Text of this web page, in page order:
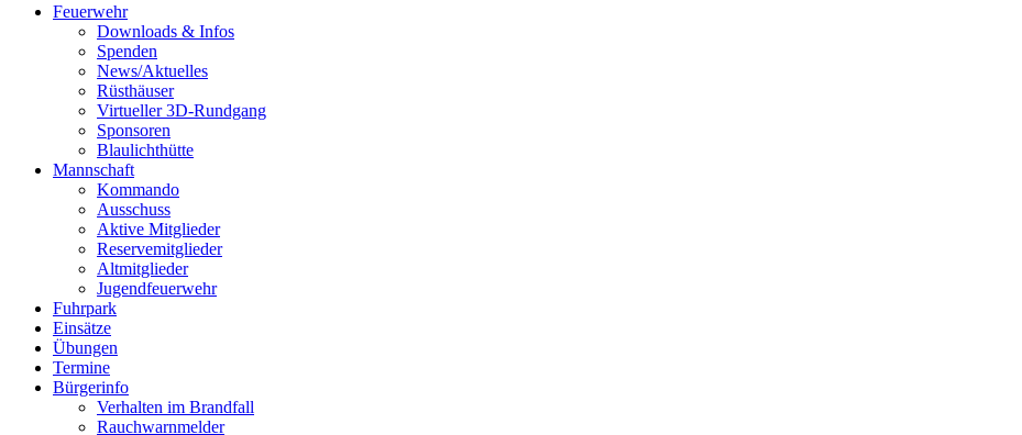
Feuerwehr
Downloads & Infos
Spenden
News/Aktuelles
Rüsthäuser
Virtueller 3D-Rundgang
Sponsoren
Blaulichthütte
Mannschaft
Kommando
Ausschuss
Aktive Mitglieder
Reservemitglieder
Altmitglieder
Jugendfeuerwehr
Fuhrpark
Einsätze
Übungen
Termine
Bürgerinfo
Verhalten im Brandfall
Rauchwarnmelder